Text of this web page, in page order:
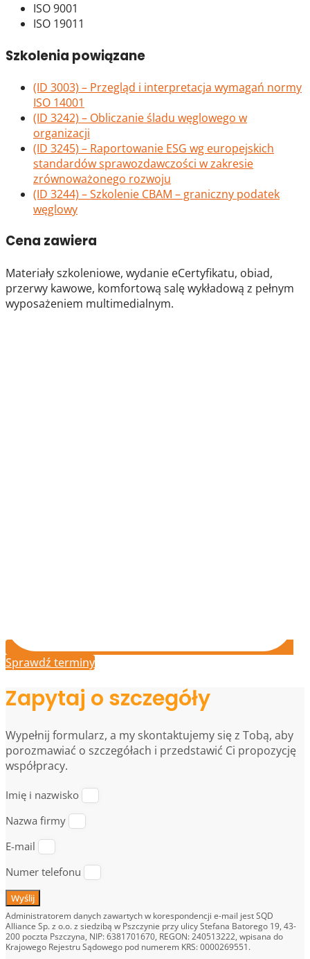
ISO 9001
ISO 19011
Szkolenia powiązane
(ID 3003) – Przegląd i interpretacja wymagań normy
ISO 14001
(ID 3242) – Obliczanie śladu węglowego w
organizacji
(ID 3245) – Raportowanie ESG wg europejskich
standardów sprawozdawczości w zakresie
zrównoważonego rozwoju
(ID 3244) – Szkolenie CBAM – graniczny podatek
węglowy
Cena zawiera
Materiały szkoleniowe, wydanie eCertyfikatu, obiad,
przerwy kawowe, komfortową salę wykładową z pełnym
wyposażeniem multimedialnym.
Sprawdź terminy
Zapytaj o szczegóły
Wypełnij formularz, a my skontaktujemy się z Tobą, aby
porozmawiać o szczegółach i przedstawić Ci propozycję
współpracy.
Imię i nazwisko
Nazwa firmy
E-mail
Numer telefonu
Wyślij
Administratorem danych zawartych w korespondencji e-mail jest SQD
Alliance Sp. z o.o. z siedzibą w Pszczynie przy ulicy Stefana Batorego 19, 43-
200 poczta Pszczyna, NIP: 6381701670, REGON: 240513222, wpisana do
Krajowego Rejestru Sądowego pod numerem KRS: 0000269551.